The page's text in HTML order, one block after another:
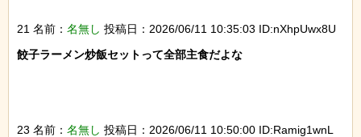
21 名前： 名無し 投稿日：2026/06/11 10:35:03 ID:nXhpUwx8U
餃子ラーメン炒飯セットって全部主食だよな
23 名前： 名無し 投稿日：2026/06/11 10:50:00 ID:Ramig1wnL